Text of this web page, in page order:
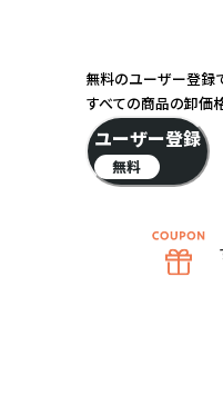
無料のユーザー登録
すべての商品の卸価
ユーザー登録
無料